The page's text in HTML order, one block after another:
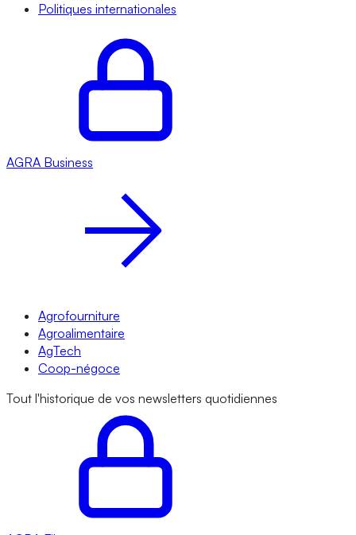
Politiques internationales
AGRA Business
Agrofourniture
Agroalimentaire
AgTech
Coop-négoce
Tout l'historique de vos newsletters quotidiennes